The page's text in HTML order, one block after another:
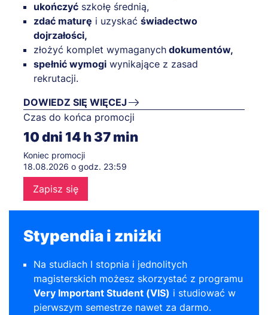
ukończyć szkołę średnią,
zdać maturę i uzyskać świadectwo
dojrzałości,
złożyć komplet wymaganych dokumentów,
spełnić wymogi wynikające z zasad
rekrutacji.
DOWIEDZ SIĘ WIĘCEJ
Czas do końca promocji
10dni 14h37min
Koniec promocji
18.08.2026 o godz. 23:59
Zapisz się
Stypendia i zniżki
Na studiach I stopnia i jednolitych
magisterskich możesz skorzystać z programu
Very Important Student (VIS) i studiować w
pierwszym semestrze nawet za darmo.